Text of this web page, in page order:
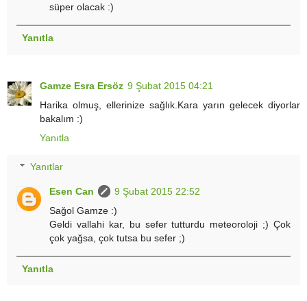
süper olacak :)
Yanıtla
Gamze Esra Ersöz 9 Şubat 2015 04:21
Harika olmuş, ellerinize sağlık.Kara yarın gelecek diyorlar
bakalım :)
Yanıtla
Yanıtlar
Esen Can
9 Şubat 2015 22:52
Sağol Gamze :)
Geldi vallahi kar, bu sefer tutturdu meteoroloji ;) Çok
çok yağsa, çok tutsa bu sefer ;)
Yanıtla